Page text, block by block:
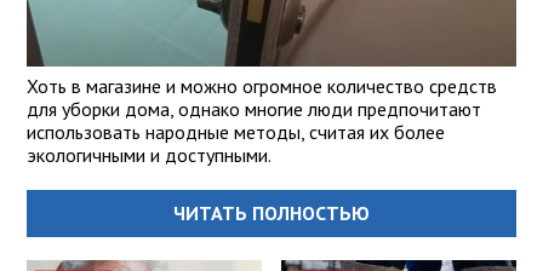
Хоть в магазине и можно огромное количество средств
для уборки дома, однако многие люди предпочитают
использовать народные методы, считая их более
экологичными и доступными.
ЧИТАТЬ ПОЛНОСТЬЮ